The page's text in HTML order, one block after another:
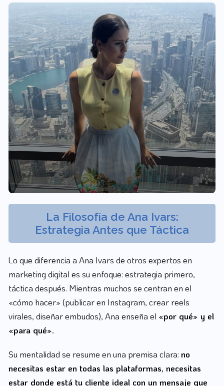
La Filosofía de Ana Ivars:
Estrategia Antes que Táctica
Lo que diferencia a Ana Ivars de otros expertos en
marketing digital es su enfoque: estrategia primero,
táctica después. Mientras muchos se centran en el
«cómo hacer» (publicar en Instagram, crear reels
virales, diseñar embudos), Ana enseña el «por qué» y el
«para qué».
Su mentalidad se resume en una premisa clara: no
necesitas estar en todas las plataformas, necesitas
estar donde está tu cliente ideal con un mensaje que